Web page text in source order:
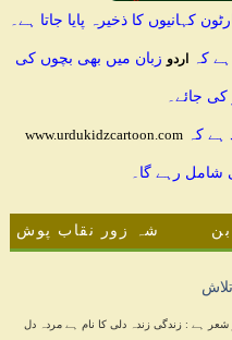
کہانیوں کا ذخیرہ پایا جاتا ہے۔
کہ اردو زبان میں بھی بچوں کی
جائے۔
ہے کہ www.urdukidzcartoon.com
شامل رہے گا۔
شہ زور نقاب پوش
شعر ہے : زندگی زندہ دلی کا نام ہے مردہ دل